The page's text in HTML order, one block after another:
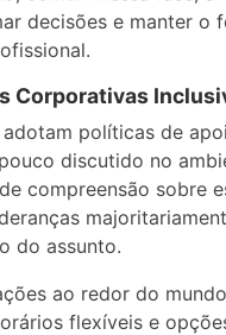
decisões e manter o
Corporativas
políticas de
discutido no
compreensão sobre
do assunto.
ao redor do
flexíveis e